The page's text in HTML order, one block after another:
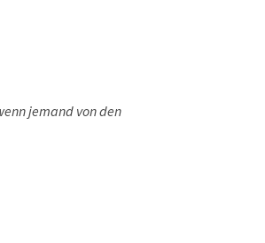
jemand von den